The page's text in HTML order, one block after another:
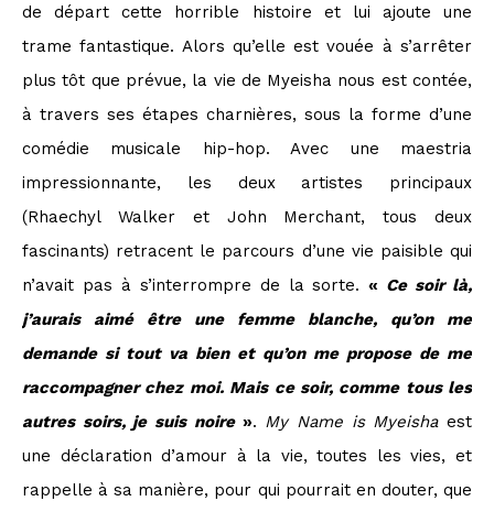
de départ cette horrible histoire et lui ajoute une
trame fantastique. Alors qu’elle est vouée à s’arrêter
plus tôt que prévue, la vie de Myeisha nous est contée,
à travers ses étapes charnières, sous la forme d’une
comédie musicale hip-hop. Avec une maestria
impressionnante, les deux artistes principaux
(Rhaechyl Walker et John Merchant, tous deux
fascinants) retracent le parcours d’une vie paisible qui
n’avait pas à s’interrompre de la sorte.« Ce soir là,
j’aurais aimé être une femme blanche, qu’on me
demande si tout va bien et qu’on me propose de me
raccompagner chez moi. Mais ce soir, comme tous les
autres soirs, je suis noire». My Name is Myeishaest
une déclaration d’amour à la vie, toutes les vies, et
rappelle à sa manière, pour qui pourrait en douter, que